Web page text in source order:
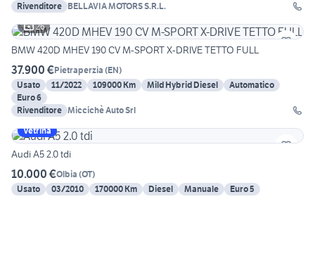
Rivenditore BELLAVIA MOTORS S.R.L.
26
BMW 420D MHEV 190 CV M-SPORT X-DRIVE TETTO FULL
37.900 €Pietraperzia (EN)
Usato
11/2022 109000 Km Mild Hybrid Diesel
Automatico
Euro 6
Rivenditore Miccichè Auto Srl
Vetrina
Audi A5 2.0 tdi
10.000 €Olbia (OT)
Usato
03/2010 170000 Km Diesel Manuale Euro 5